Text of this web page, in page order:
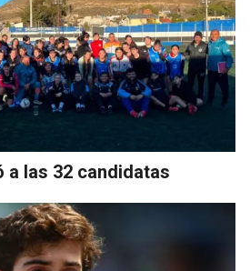
a las 32 candidatas